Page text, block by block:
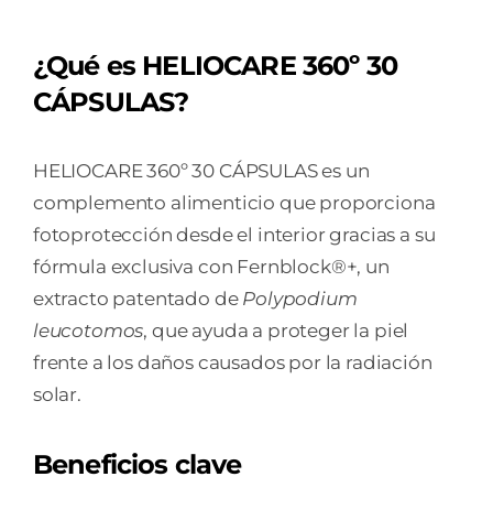
¿Qué es HELIOCARE 360º 30
CÁPSULAS?
HELIOCARE 360º 30 CÁPSULAS es un
complemento alimenticio que proporciona
fotoprotección desde el interior gracias a su
fórmula exclusiva con Fernblock®+, un
extracto patentado de Polypodium
leucotomos, que ayuda a proteger la piel
frente a los daños causados por la radiación
solar.
Beneficios clave